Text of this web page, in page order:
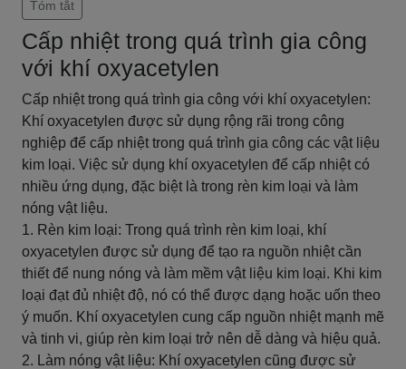
Tóm tắt
Cấp nhiệt trong quá trình gia công
với khí oxyacetylen
Cấp nhiệt trong quá trình gia công với khí oxyacetylen:
Khí oxyacetylen được sử dụng rộng rãi trong công
nghiệp để cấp nhiệt trong quá trình gia công các vật liệu
kim loại. Việc sử dụng khí oxyacetylen để cấp nhiệt có
nhiều ứng dụng, đặc biệt là trong rèn kim loại và làm
nóng vật liệu.
1. Rèn kim loại: Trong quá trình rèn kim loại, khí
oxyacetylen được sử dụng để tạo ra nguồn nhiệt cần
thiết để nung nóng và làm mềm vật liệu kim loại. Khi kim
loại đạt đủ nhiệt độ, nó có thể được dạng hoặc uốn theo
ý muốn. Khí oxyacetylen cung cấp nguồn nhiệt mạnh mẽ
và tinh vi, giúp rèn kim loại trở nên dễ dàng và hiệu quả.
2. Làm nóng vật liệu: Khí oxyacetylen cũng được sử